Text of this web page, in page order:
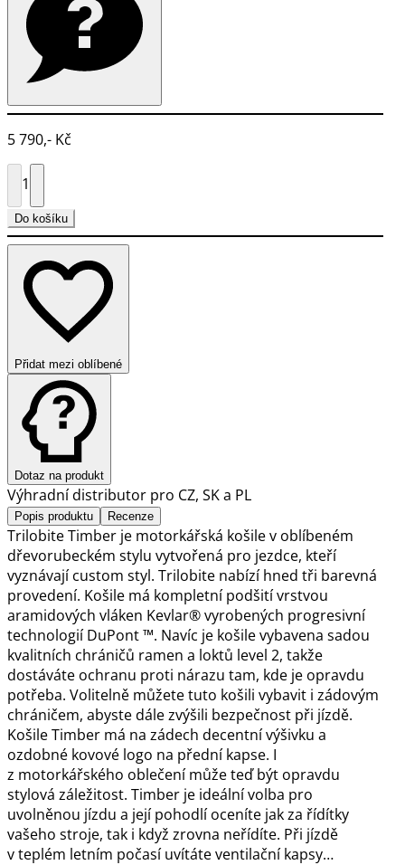
5 790,- Kč
1
Do košíku
Přidat mezi oblíbené
Dotaz na produkt
Výhradní distributor pro CZ, SK a PL
Popis produktu Recenze
Trilobite Timber je motorkářská košile v oblíbeném
dřevorubeckém stylu vytvořená pro jezdce, kteří
vyznávají custom styl. Trilobite nabízí hned tři barevná
provedení. Košile má kompletní podšití vrstvou
aramidových vláken Kevlar® vyrobených progresivní
technologií DuPont ™. Navíc je košile vybavena sadou
kvalitních chráničů ramen a loktů level 2, takže
dostáváte ochranu proti nárazu tam, kde je opravdu
potřeba. Volitelně můžete tuto košili vybavit i zádovým
chráničem, abyste dále zvýšili bezpečnost při jízdě.
Košile Timber má na zádech decentní výšivku a
ozdobné kovové logo na přední kapse. I
z motorkářského oblečení může teď být opravdu
stylová záležitost. Timber je ideální volba pro
uvolněnou jízdu a její pohodlí oceníte jak za řídítky
vašeho stroje, tak i když zrovna neřídíte. Při jízdě
v teplém letním počasí uvítáte ventilační kapsy…